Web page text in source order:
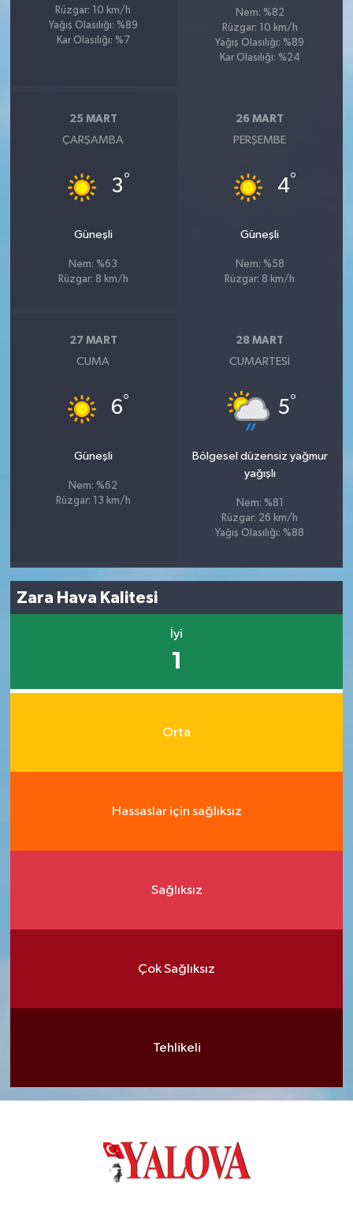
Rüzgar: 10 km/h
Yağış Olasılığı: %89
Kar Olasılığı: %7
Nem: %82
Rüzgar: 10 km/h
Yağış Olasılığı: %89
Kar Olasılığı: %24
25 MART
ÇARŞAMBA
3°
Güneşli
Nem: %63
Rüzgar: 8 km/h
26 MART
PERŞEMBE
4°
Güneşli
Nem: %58
Rüzgar: 8 km/h
27 MART
CUMA
6°
Güneşli
Nem: %62
Rüzgar: 13 km/h
28 MART
CUMARTESI
5°
Bölgesel düzensiz yağmur
yağışlı
Nem: %81
Rüzgar: 26 km/h
Yağış Olasılığı: %88
Zara Hava Kalitesi
İyi
1
Orta
Hassaslar için sağlıksız
Sağlıksız
Çok Sağlıksız
Tehlikeli